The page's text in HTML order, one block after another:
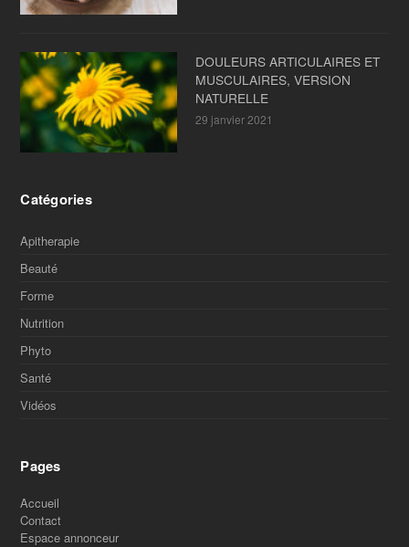
DOULEURS ARTICULAIRES ET
MUSCULAIRES, VERSION
NATURELLE
29 janvier 2021
Catégories
Apitherapie
Beauté
Forme
Nutrition
Phyto
Santé
Vidéos
Pages
Accueil
Contact
Espace annonceur